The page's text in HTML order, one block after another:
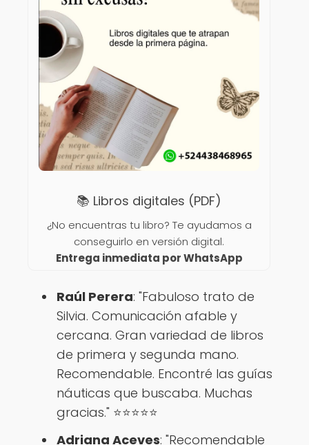
📚 Libros digitales (PDF)
¿No encuentras tu libro? Te ayudamos a
conseguirlo en versión digital.
Entrega inmediata por WhatsApp
Raúl Perera: "Fabuloso trato de
Silvia. Comunicación afable y
cercana. Gran variedad de libros
de primera y segunda mano.
Recomendable. Encontré las guías
náuticas que buscaba. Muchas
gracias." ⭐️⭐️⭐️⭐️⭐️
Adriana Aceves: "Recomendable